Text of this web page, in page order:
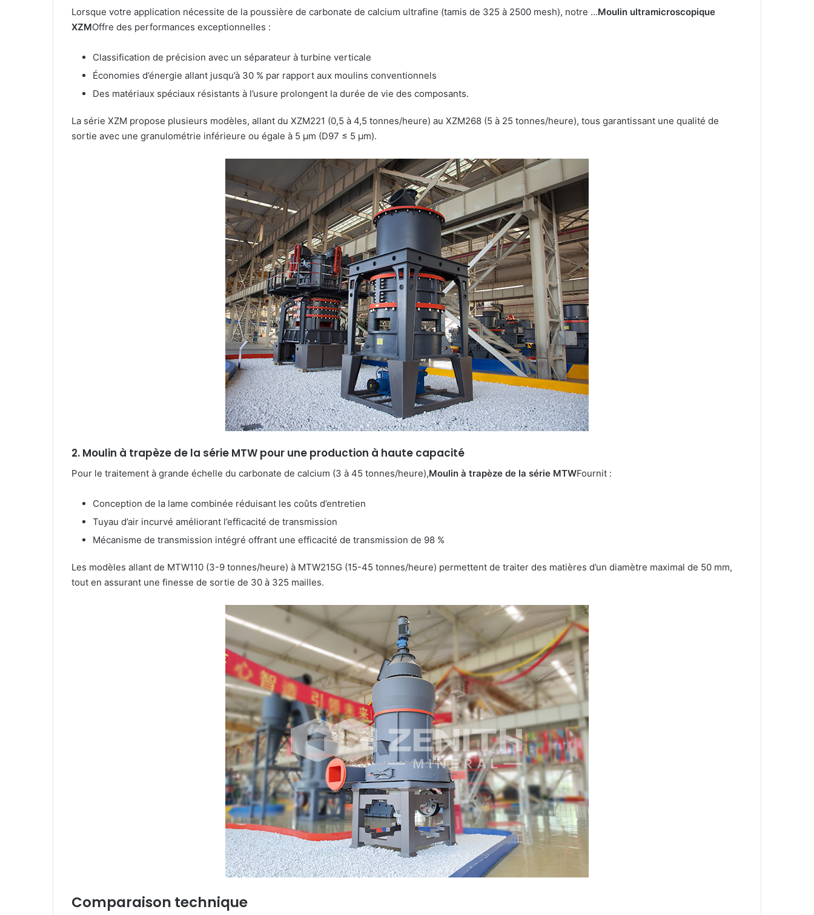
Lorsque votre application nécessite de la poussière de carbonate de calcium ultrafine (tamis de 325 à 2500 mesh), notre …Moulin ultramicroscopique
XZMOffre des performances exceptionnelles :
Classification de précision avec un séparateur à turbine verticale
Économies d’énergie allant jusqu’à 30 % par rapport aux moulins conventionnels
Des matériaux spéciaux résistants à l’usure prolongent la durée de vie des composants.
La série XZM propose plusieurs modèles, allant du XZM221 (0,5 à 4,5 tonnes/heure) au XZM268 (5 à 25 tonnes/heure), tous garantissant une qualité de
sortie avec une granulométrie inférieure ou égale à 5 μm (D97 ≤ 5 μm).
2. Moulin à trapèze de la série MTW pour une production à haute capacité
Pour le traitement à grande échelle du carbonate de calcium (3 à 45 tonnes/heure),Moulin à trapèze de la série MTWFournit :
Conception de la lame combinée réduisant les coûts d’entretien
Tuyau d’air incurvé améliorant l’efficacité de transmission
Mécanisme de transmission intégré offrant une efficacité de transmission de 98 %
Les modèles allant de MTW110 (3-9 tonnes/heure) à MTW215G (15-45 tonnes/heure) permettent de traiter des matières d’un diamètre maximal de 50 mm,
tout en assurant une finesse de sortie de 30 à 325 mailles.
Comparaison technique